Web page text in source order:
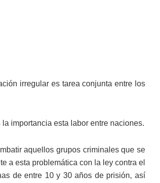
irregular es tarea conjunta entre los
importancia esta labor entre naciones.
aquellos grupos criminales que se
a esta problemática con la ley contra el
de entre 10 y 30 años de prisión, así